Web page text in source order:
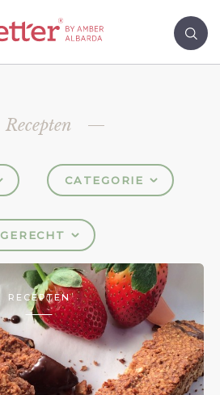
Recepten
CATEGORIE
GERECHT
RECEPTEN